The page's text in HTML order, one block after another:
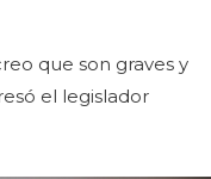
que son graves y
el legislador